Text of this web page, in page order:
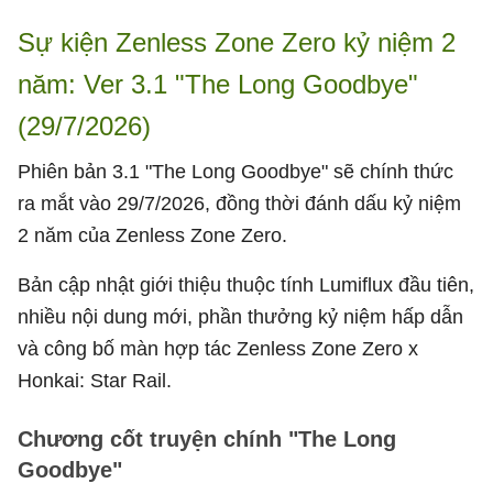
Sự kiện Zenless Zone Zero kỷ niệm 2
năm: Ver 3.1 "The Long Goodbye"
(29/7/2026)
Phiên bản 3.1 "The Long Goodbye" sẽ chính thức
ra mắt vào 29/7/2026, đồng thời đánh dấu kỷ niệm
2 năm của Zenless Zone Zero.
Bản cập nhật giới thiệu thuộc tính Lumiflux đầu tiên,
nhiều nội dung mới, phần thưởng kỷ niệm hấp dẫn
và công bố màn hợp tác Zenless Zone Zero x
Honkai: Star Rail.
Chương cốt truyện chính "The Long
Goodbye"